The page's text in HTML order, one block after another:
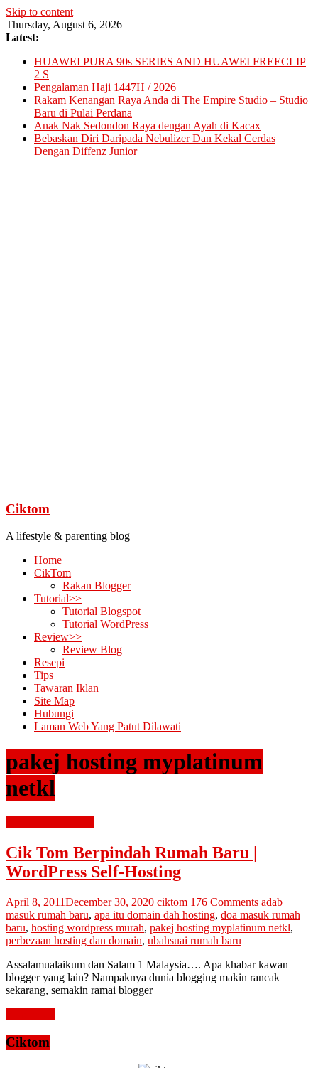
Skip to content
Thursday, August 6, 2026
Latest:
HUAWEI PURA 90s SERIES AND HUAWEI FREECLIP
2 S
Pengalaman Haji 1447H / 2026
Rakam Kenangan Raya Anda di The Empire Studio – Studio
Baru di Pulai Perdana
Anak Nak Sedondon Raya dengan Ayah di Kacax
Bebaskan Diri Daripada Nebulizer Dan Kekal Cerdas
Dengan Diffenz Junior
Ciktom
A lifestyle & parenting blog
Home
CikTom
Rakan Blogger
Tutorial>>
Tutorial Blogspot
Tutorial WordPress
Review>>
Review Blog
Resepi
Tips
Tawaran Iklan
Site Map
Hubungi
Laman Web Yang Patut Dilawati
pakej hosting myplatinum
netkl
Cik Tom Berpindah Rumah Baru |
WordPress Self-Hosting
April 8, 2011December 30, 2020 ciktom 176 Comments adab
masuk rumah baru, apa itu domain dah hosting, doa masuk rumah
baru, hosting wordpress murah, pakej hosting myplatinum netkl,
perbezaan hosting dan domain, ubahsuai rumah baru
Assalamualaikum dan Salam 1 Malaysia…. Apa khabar kawan
blogger yang lain? Nampaknya dunia blogging makin rancak
sekarang, semakin ramai blogger
Ciktom